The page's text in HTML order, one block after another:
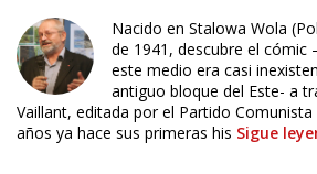
Nacido en Stalowa Wola
de 1941, descubre el cómic
este medio era casi
antiguo bloque del Este- a
Vaillant, editada por el Partido Comunista
años ya hace sus primeras his Sigue